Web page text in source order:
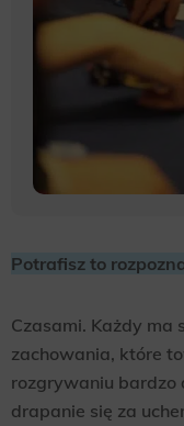
Potrafisz to
Czasami. Każdy ma
zachowania, które
rozgrywaniu bardzo
drapanie się za